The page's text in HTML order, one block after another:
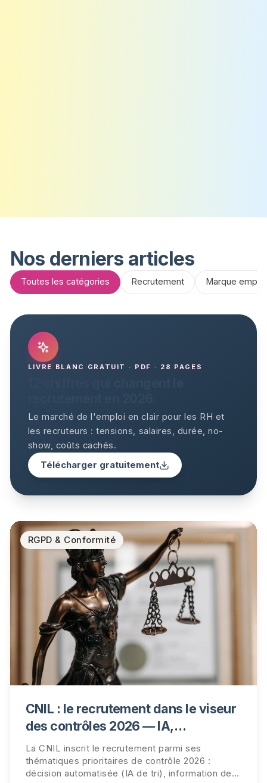
Nos derniers articles
Toutes les catégories Recrutement Marque
LIVRE BLANC GRATUIT · PDF · 28 PAGES
Le marché de l'emploi en clair pour les RH et
les recruteurs : tensions, salaires, durée, no-
show, coûts cachés.
Télécharger gratuitement
RGPD & Conformité
CNIL : le recrutement dans le viseur
des contrôles 2026 — IA,
information des candidats,
conservation des données
La CNIL inscrit le recrutement parmi ses
thématiques prioritaires de contrôle 2026 :
décision automatisée (IA de tri), information des